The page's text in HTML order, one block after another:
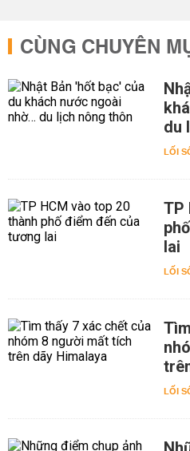
CÙNG CHUYÊN
du
LỐI
TP
lai
LỐI
LỐI